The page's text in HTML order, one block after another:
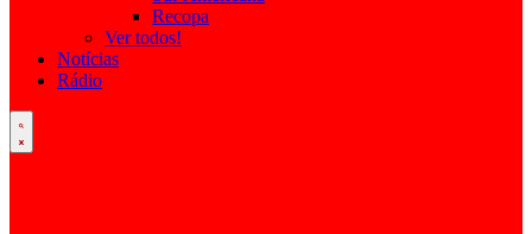
Recopa
Ver todos!
Notícias
Rádio